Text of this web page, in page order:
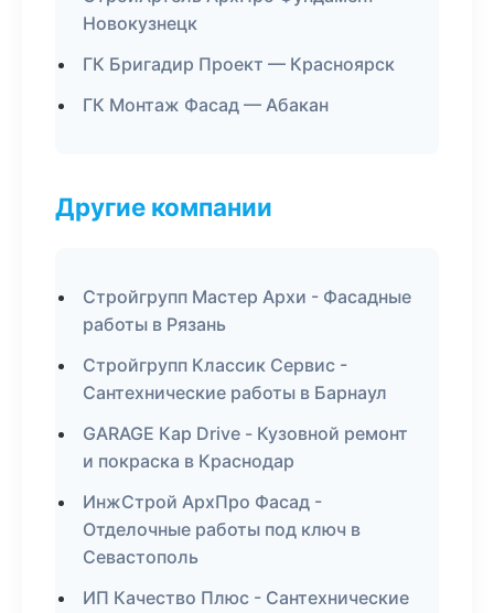
Новокузнецк
ГК Бригадир Проект — Красноярск
ГК Монтаж Фасад — Абакан
Другие компании
Стройгрупп Мастер Архи - Фасадные
работы в Рязань
Стройгрупп Классик Сервис -
Сантехнические работы в Барнаул
GARAGE Кар Drive - Кузовной ремонт
и покраска в Краснодар
ИнжСтрой АрхПро Фасад -
Отделочные работы под ключ в
Севастополь
ИП Качество Плюс - Сантехнические